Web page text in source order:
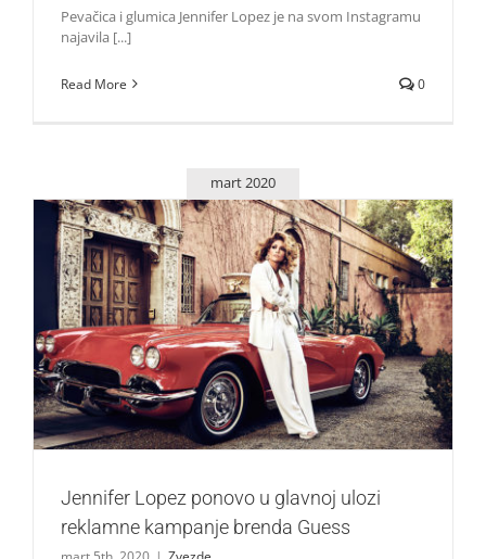
Pevačica i glumica Jennifer Lopez je na svom Instagramu
najavila [...]
Read More 0
mart 2020
Jennifer Lopez ponovo u glavnoj ulozi reklamne kampanje
brenda Guess
Zvezde
Jennifer Lopez ponovo u glavnoj ulozi
reklamne kampanje brenda Guess